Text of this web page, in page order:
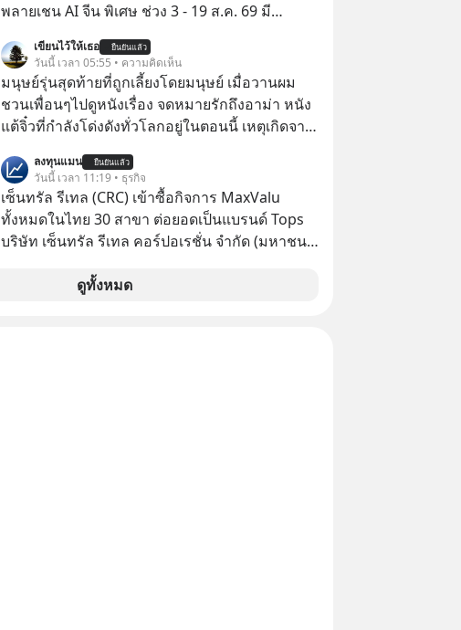
พลายเชน AI จีน พิเศษ ช่วง 3 - 19 ส.ค. 69 มี
บาทขึ้นไป ฟรีค่าธรรมเนียมซื้อ
เขียนไว้ให้เธอ ยืนยันแล้ว
วันนี้ เวลา 05:55 • ความคิดเห็น
มนุษย์รุ่นสุดท้ายที่ถูกเลี้ยงโดยมนุษย์ เมื่อวานผม
ชวนเพื่อนๆไปดูหนังเรื่อง จดหมายรักถึงอาม่า หนัง
แต้จิ๋วที่กำลังโด่งดังทั่วโลกอยู่ในตอนนี้ เหตุเกิดจาก
อยากดูมาก ด้วยเพราะว่าอากงก็มาจากเมืองจีน ป๊า
ก็พูดแต้จิ๋วได้ มีเรื่องราวมีความผูกพันที่ได้ยินตั้งแต่
เด็ก
ลงทุนแมน ยืนยันแล้ว
วันนี้ เวลา 11:19 • ธุรกิจ
เซ็นทรัล รีเทล (CRC) เข้าซื้อกิจการ MaxValu
ทั้งหมดในไทย 30 สาขา ต่อยอดเป็นแบรนด์ Tops
บริษัท เซ็นทรัล รีเทล คอร์ปอเรชั่น จำกัด (มหาชน)
ฟู้ด รีเทล จำกัด (CFR) ซึ่งเป็นบริษัทย่อยที่ CRC ถือ
ดูทั้งหมด